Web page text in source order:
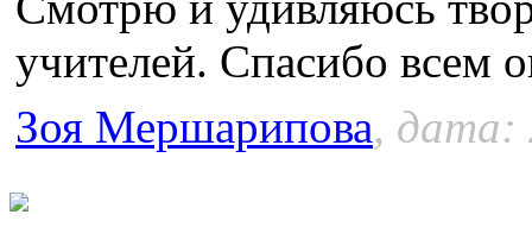
учителей. Спасибо всем
Зоя Мершарипова, дата: